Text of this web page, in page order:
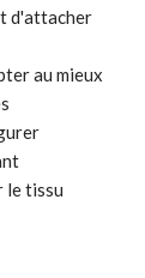
d'attacher
au mieux
le tissu